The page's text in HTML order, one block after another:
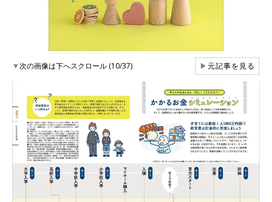
▼次の画像は下へスクロール (10/37) ▶元記事を見る